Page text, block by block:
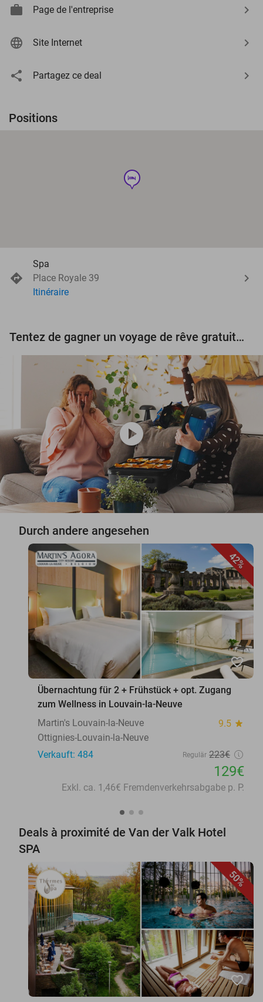
Page de l'entreprise
Site Internet
Partagez ce deal
Positions
hotel
Spa
Place Royale 39
Itinéraire
Tentez de gagner un voyage de rêve gratuit d'une valeur de 3.000 € !
play_circle
Durch andere angesehen
42%
favorite_border
Übernachtung für 2 + Frühstück + opt. Zugang
zum Wellness in Louvain-la-Neuve
Martin's Louvain-la-Neuve
9.5 star
Ottignies-Louvain-la-Neuve
Verkauft: 484
Regulär 223€
129€
Exkl. ca. 1,46€ Fremdenverkehrsabgabe p. P.
Deals à proximité de Van der Valk Hotel
SPA
50%
favorite_border